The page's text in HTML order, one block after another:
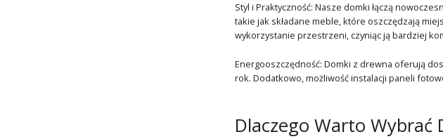
Styl i Praktyczność: Nasze domki łączą
takie jak składane meble, które oszczędzają
wykorzystanie przestrzeni, czyniąc ją bardziej
Energooszczędność: Domki z drewna oferują
rok. Dodatkowo, możliwość instalacji paneli
Dlaczego Warto Wybrać